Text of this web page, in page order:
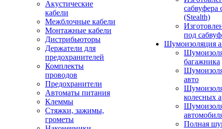
Акустические
кабели
Межблочные кабели
Монтажные кабели
Дистрибьюторы
Держатели для
предохранителей
Комплекты
проводов
Предохранители
Автоматы питания
Клеммы
Стяжки, зажимы,
грометы
сабвуфера
(Stealth)
под
Шумоизоляция
багажника
авто
колесных
Полная